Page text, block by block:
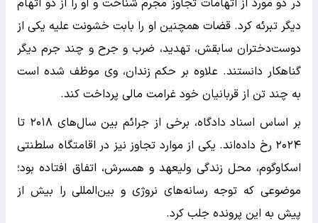
در دو مورد از اتهامات تجاوز مجرم شناخت و او را از دو اتهام
دیگر تبرئه کرد. قضات همچنین او را بابت خشونت علیه یکی از
دوست‌دختران سابقش، تهدید، ضرب و جرح و چند جرم دیگر
گناهکار دانستند. علاوه بر حکم زندان، وی موظف شده است
به چند تن از قربانیان خود غرامت مالی پرداخت کند.
بر اساس اسناد دادگاه، برخی از جرائم بین سال‌های ۲۰۱۸ تا
۲۰۲۴ رخ داده‌اند. یکی از موارد تجاوز نیز در اقامتگاه سلطنتی
اسکاوگوم، محل زندگی ولیعهد و همسرش، اتفاق افتاده بود؛
موضوعی که توجه رسانه‌های نروژی و بین‌المللی را بیش از
پیش به این پرونده جلب کرد.